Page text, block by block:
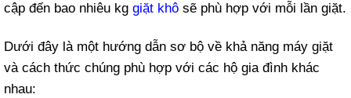
cập đến bao nhiêu kg giặt khô sẽ phù hợp với mỗi lần giặt.
Dưới đây là một hướng dẫn sơ bộ về khả năng máy giặt
và cách thức chúng phù hợp với các hộ gia đình khác
nhau: